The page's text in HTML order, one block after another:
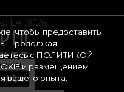
чтобы предоставить
Продолжая
с ПОЛИТИКОЙ
и размещением
вашего опыта.
2026